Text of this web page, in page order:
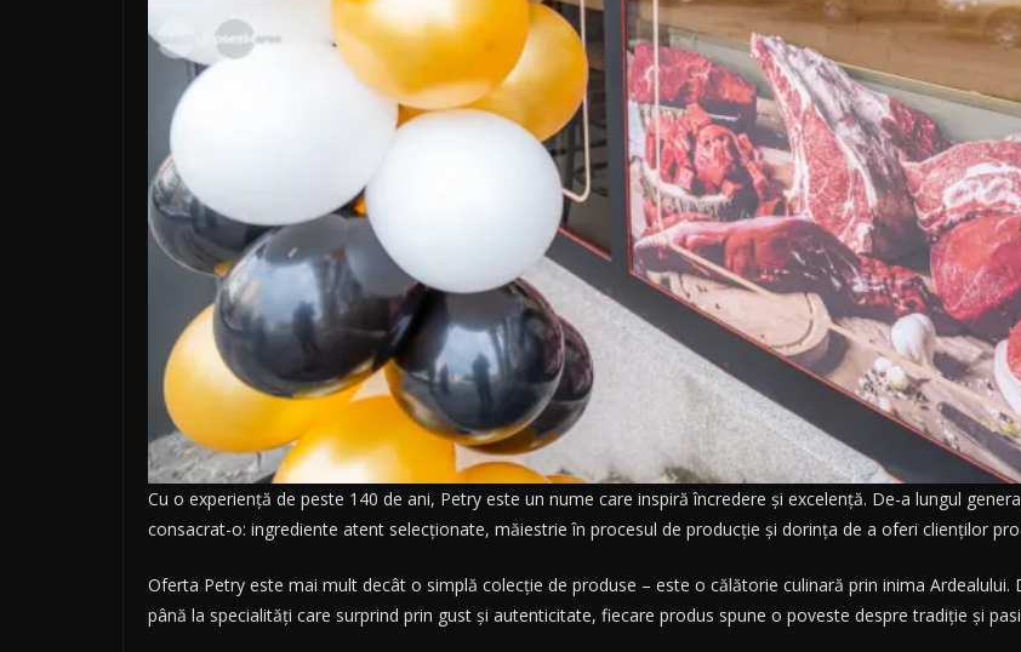
Cu o experiență de peste 140 de ani, Petry este un nume care inspiră încredere și excelență. De-a lungul
consacrat-o: ingrediente atent selecționate, măiestrie în procesul de producție și dorința de a oferi clienților
Oferta Petry este mai mult decât o simplă colecție de produse – este o călătorie culinară prin inima
până la specialități care surprind prin gust și autenticitate, fiecare produs spune o poveste despre tradiție și